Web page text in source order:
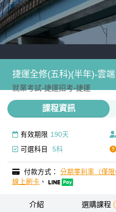
捷運全修(五科)(半年)-雲端
就業考試-捷運招考-捷運
課程資訊
有效期限 190天
可選科目
5科
付款方式：分期零利率（僅限
線上刷卡 、
介紹 選購課程